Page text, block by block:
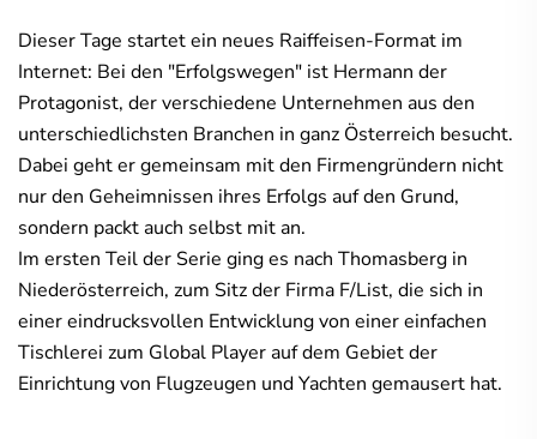
Dieser Tage startet ein neues Raiffeisen-Format im
Internet: Bei den "Erfolgswegen" ist Hermann der
Protagonist, der verschiedene Unternehmen aus den
unterschiedlichsten Branchen in ganz Österreich besucht.
Dabei geht er gemeinsam mit den Firmengründern nicht
nur den Geheimnissen ihres Erfolgs auf den Grund,
sondern packt auch selbst mit an.
Im ersten Teil der Serie ging es nach Thomasberg in
Niederösterreich, zum Sitz der Firma F/List, die sich in
einer eindrucksvollen Entwicklung von einer einfachen
Tischlerei zum Global Player auf dem Gebiet der
Einrichtung von Flugzeugen und Yachten gemausert hat.